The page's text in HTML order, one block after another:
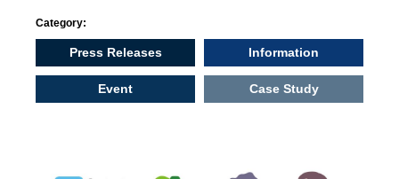
Category:
Press Releases Information
Event Case Study